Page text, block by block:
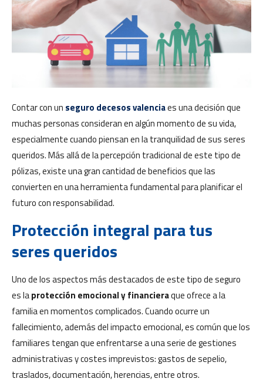
Contar con un seguro decesos valenciaes una decisión que
muchas personas consideran en algún momento de su vida,
especialmente cuando piensan en la tranquilidad de sus seres
queridos. Más allá de la percepción tradicional de este tipo de
pólizas, existe una gran cantidad de beneficios que las
convierten en una herramienta fundamental para planificar el
futuro con responsabilidad.
Protección integral para tus
seres queridos
Uno de los aspectos más destacados de este tipo de seguro
es laprotección emocional y financieraque ofrece a la
familia en momentos complicados. Cuando ocurre un
fallecimiento, además del impacto emocional, es común que los
familiares tengan que enfrentarse a una serie de gestiones
administrativas y costes imprevistos: gastos de sepelio,
traslados, documentación, herencias, entre otros.